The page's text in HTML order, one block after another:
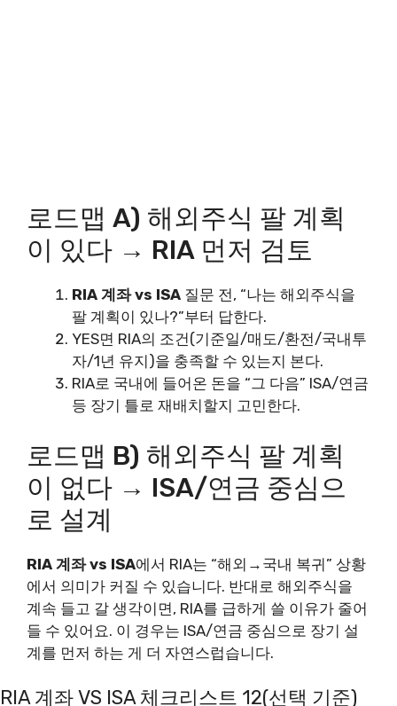
로드맵 A) 해외주식 팔 계획
이 있다 → RIA 먼저 검토
RIA 계좌 vs ISA 질문 전, “나는 해외주식을
팔 계획이 있나?”부터 답한다.
YES면 RIA의 조건(기준일/매도/환전/국내투
자/1년 유지)을 충족할 수 있는지 본다.
RIA로 국내에 들어온 돈을 “그 다음” ISA/연금
등 장기 틀로 재배치할지 고민한다.
로드맵 B) 해외주식 팔 계획
이 없다 → ISA/연금 중심으
로 설계
RIA 계좌 vs ISA에서 RIA는 “해외→국내 복귀” 상황
에서 의미가 커질 수 있습니다. 반대로 해외주식을
계속 들고 갈 생각이면, RIA를 급하게 쓸 이유가 줄어
들 수 있어요. 이 경우는 ISA/연금 중심으로 장기 설
계를 먼저 하는 게 더 자연스럽습니다.
RIA 계좌 VS ISA 체크리스트 12(선택 기준)